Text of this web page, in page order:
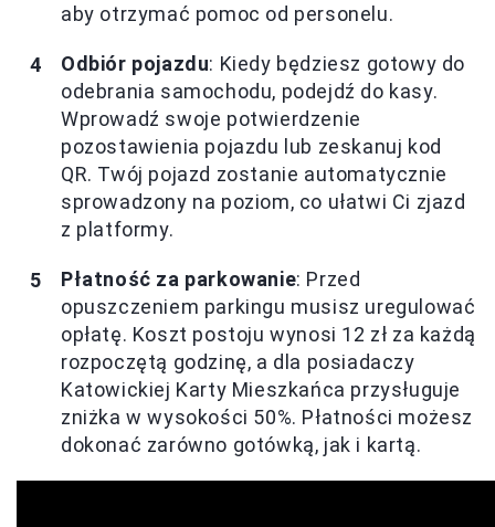
aby otrzymać pomoc od personelu.
Odbiór pojazdu: Kiedy będziesz gotowy do
odebrania samochodu, podejdź do kasy.
Wprowadź swoje potwierdzenie
pozostawienia pojazdu lub zeskanuj kod
QR. Twój pojazd zostanie automatycznie
sprowadzony na poziom, co ułatwi Ci zjazd
z platformy.
Płatność za parkowanie: Przed
opuszczeniem parkingu musisz uregulować
opłatę. Koszt postoju wynosi 12 zł za każdą
rozpoczętą godzinę, a dla posiadaczy
Katowickiej Karty Mieszkańca przysługuje
zniżka w wysokości 50%. Płatności możesz
dokonać zarówno gotówką, jak i kartą.